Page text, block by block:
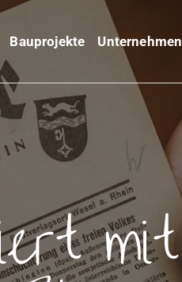
Bauprojekte Unternehmen
mit